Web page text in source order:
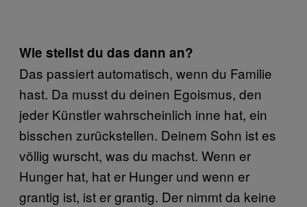
Wie stellst du das dann an?
Das passiert automatisch, wenn du Familie
hast. Da musst du deinen Egoismus, den
jeder Künstler wahrscheinlich inne hat, ein
bisschen zurückstellen. Deinem Sohn ist es
völlig wurscht, was du machst. Wenn er
Hunger hat, hat er Hunger und wenn er
grantig ist, ist er grantig. Der nimmt da keine